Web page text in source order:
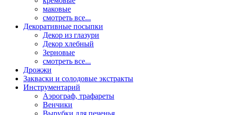
маковые
смотреть все...
Декоративные посыпки
Декор из глазури
Декор хлебный
Зерновые
смотреть все...
Дрожжи
Закваски и солодовые экстракты
Инструментарий
Аэрограф, трафареты
Венчики
Вырубки для печенья